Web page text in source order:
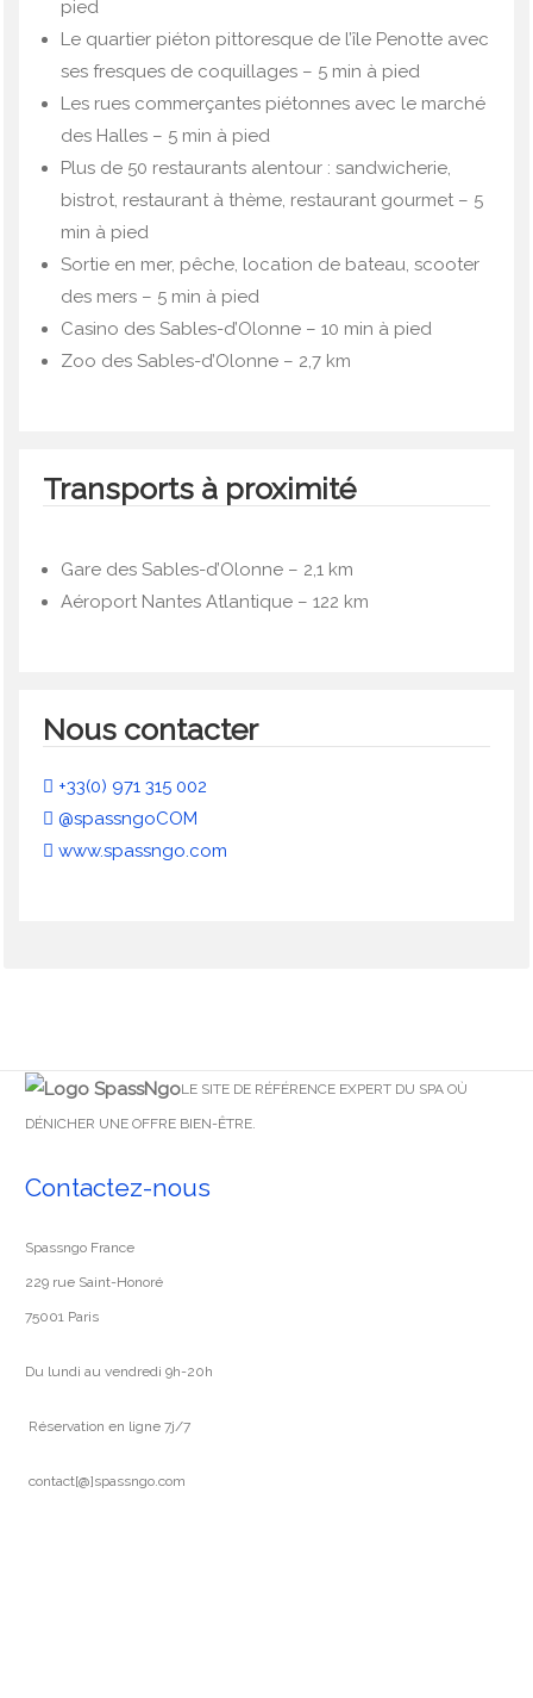
pied
Le quartier piéton pittoresque de l’île Penotte avec
ses fresques de coquillages – 5 min à pied
Les rues commerçantes piétonnes avec le marché
des Halles – 5 min à pied
Plus de 50 restaurants alentour : sandwicherie,
bistrot, restaurant à thème, restaurant gourmet – 5
min à pied
Sortie en mer, pêche, location de bateau, scooter
des mers – 5 min à pied
Casino des Sables-d’Olonne – 10 min à pied
Zoo des Sables-d’Olonne – 2,7 km
Transports à proximité
Gare des Sables-d’Olonne – 2,1 km
Aéroport Nantes Atlantique – 122 km
Nous contacter
+33(0) 971 315 002
@spassngoCOM
www.spassngo.com
LE SITE DE RÉFÉRENCE EXPERT DU SPA OÙ
DÉNICHER UNE OFFRE BIEN-ÊTRE.
Contactez-nous
Spassngo France
229 rue Saint-Honoré
75001 Paris
Du lundi au vendredi 9h-20h
Réservation en ligne 7j/7
contact[@]spassngo.com